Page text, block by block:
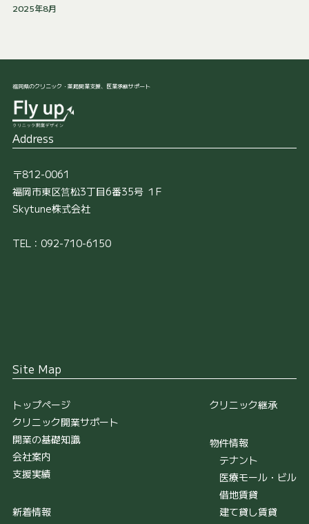
2025年8月
福岡県のクリニック・薬局開業支援、医業承継サポート
Address
〒812-0061
福岡市東区筥松3丁目6番35号 １F
Skytune株式会社
TEL：092-710-6150
Site Map
トップページ
クリニック開業サポート
開業の基礎知識
会社案内
支援実績
新着情報
クリニック継承
物件情報
テナント
医療モール・ビル
借地賃貸
建て貸し賃貸